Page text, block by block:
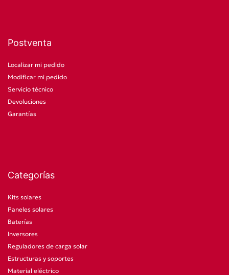
Postventa
Localizar mi pedido
Modificar mi pedido
Servicio técnico
Devoluciones
Garantías
Categorías
Kits solares
Paneles solares
Baterías
Inversores
Reguladores de carga solar
Estructuras y soportes
Material eléctrico